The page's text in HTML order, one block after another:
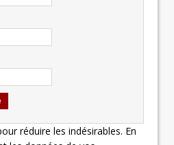
réduire les indésirables. En